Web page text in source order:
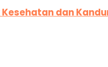
dan